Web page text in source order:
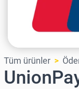
Tüm ürünler